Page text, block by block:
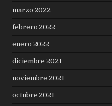
marzo 2022
febrero 2022
enero 2022
diciembre 2021
noviembre 2021
octubre 2021